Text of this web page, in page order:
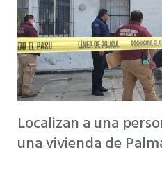
Localizan a una
una vivienda de